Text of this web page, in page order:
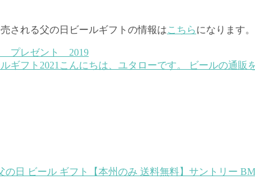
される父の日ビールギフトの情報はこちらになります。
ギフト2021こんにちは、ユタローです。 ビールの通販
の日 ビール ギフト【本州のみ 送料無料】サントリー